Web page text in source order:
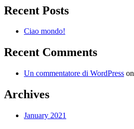
Recent Posts
Ciao mondo!
Recent Comments
Un commentatore di WordPress on
Archives
January 2021